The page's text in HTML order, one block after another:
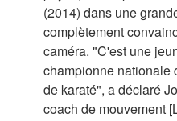
(2014) dans une
complètement
caméra. "C'est une
championne nationale
de karaté", a déclaré
coach de mouvement